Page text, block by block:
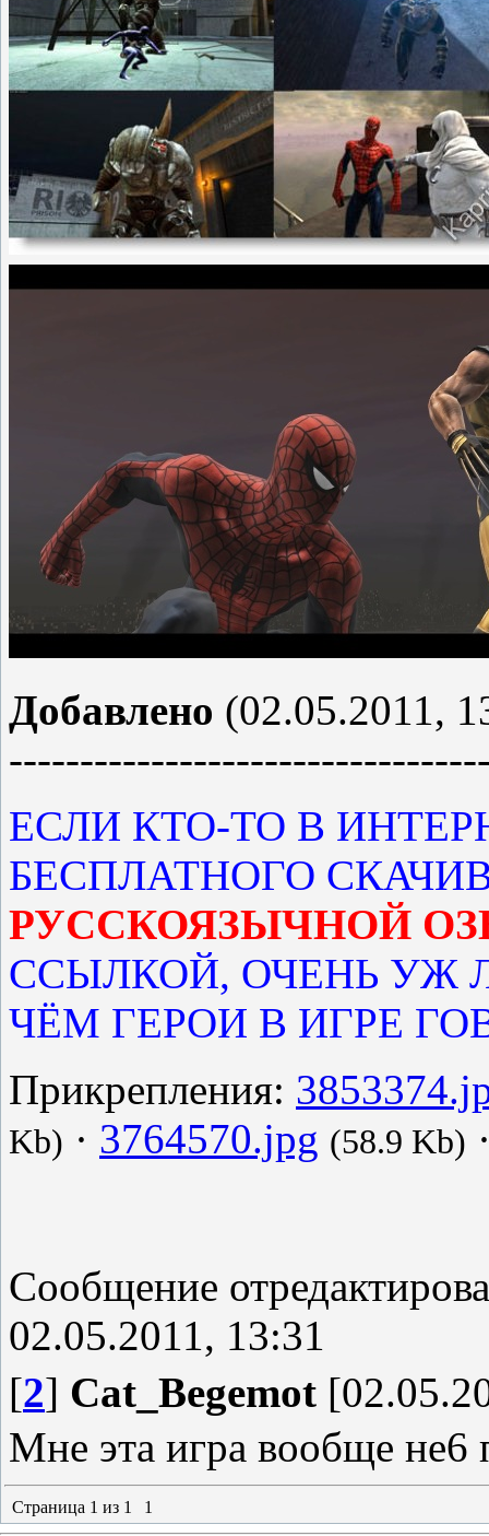
Добавлено (02.05.2011,
ЕСЛИ КТО-ТО В
БЕСПЛАТНОГО
РУССКОЯЗЫЧНОЙ
ССЫЛКОЙ, ОЧЕНЬ УЖ
ЧЁМ ГЕРОИ В ИГРЕ
Прикрепления:
Kb) · 3764570.jpg (58.9 Kb)
Сообщение
02.05.2011, 13:31
[2] Cat_Begemot
Мне эта игра вообще не6
Страница 1 из 1 1